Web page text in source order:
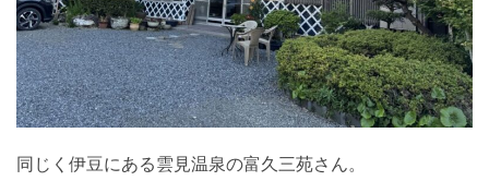
同じく伊豆にある雲見温泉の富久三苑さん。